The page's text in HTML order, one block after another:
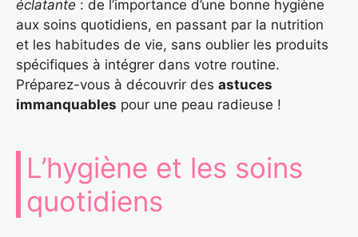
éclatante : de l’importance d’une bonne hygiène
aux soins quotidiens, en passant par la nutrition
et les habitudes de vie, sans oublier les produits
spécifiques à intégrer dans votre routine.
Préparez-vous à découvrir des astuces
immanquables pour une peau radieuse !
L’hygiène et les soins
quotidiens